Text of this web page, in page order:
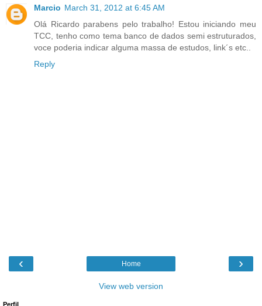
Marcio March 31, 2012 at 6:45 AM
Olá Ricardo parabens pelo trabalho! Estou iniciando meu
TCC, tenho como tema banco de dados semi estruturados,
voce poderia indicar alguma massa de estudos, link´s etc..
Reply
‹ ›
Home
View web version
Perfil